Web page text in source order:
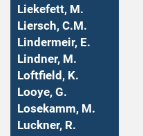
Liekefett, M.
Liersch, C.M.
Lindermeir, E.
Lindner, M.
Loftfield, K.
Looye, G.
Losekamm, M.
Luckner, R.